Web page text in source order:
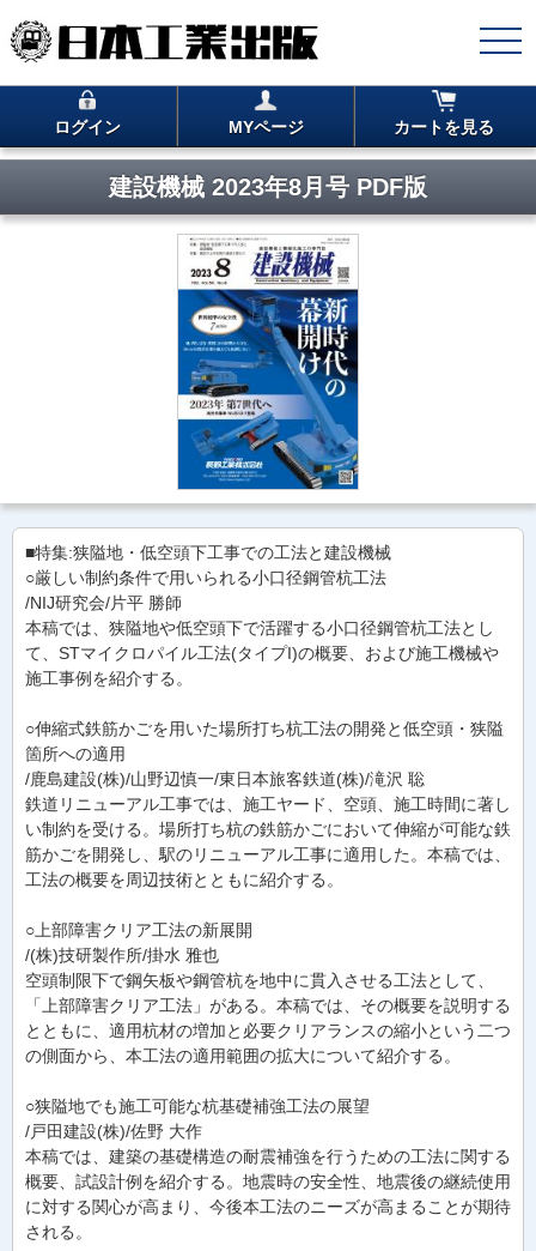
ログイン MYページ カートを見る
建設機械 2023年8月号 PDF版
■特集:狭隘地・低空頭下工事での工法と建設機械
○厳しい制約条件で用いられる小口径鋼管杭工法
/NIJ研究会/片平 勝師
本稿では、狭隘地や低空頭下で活躍する小口径鋼管杭工法とし
て、STマイクロパイル工法(タイプI)の概要、および施工機械や
施工事例を紹介する。
○伸縮式鉄筋かごを用いた場所打ち杭工法の開発と低空頭・狭隘
箇所への適用
/鹿島建設(株)/山野辺慎一/東日本旅客鉄道(株)/滝沢 聡
鉄道リニューアル工事では、施工ヤード、空頭、施工時間に著し
い制約を受ける。場所打ち杭の鉄筋かごにおいて伸縮が可能な鉄
筋かごを開発し、駅のリニューアル工事に適用した。本稿では、
工法の概要を周辺技術とともに紹介する。
○上部障害クリア工法の新展開
/(株)技研製作所/掛水 雅也
空頭制限下で鋼矢板や鋼管杭を地中に貫入させる工法として、
「上部障害クリア工法」がある。本稿では、その概要を説明する
とともに、適用杭材の増加と必要クリアランスの縮小という二つ
の側面から、本工法の適用範囲の拡大について紹介する。
○狭隘地でも施工可能な杭基礎補強工法の展望
/戸田建設(株)/佐野 大作
本稿では、建築の基礎構造の耐震補強を行うための工法に関する
概要、試設計例を紹介する。地震時の安全性、地震後の継続使用
に対する関心が高まり、今後本工法のニーズが高まることが期待
される。